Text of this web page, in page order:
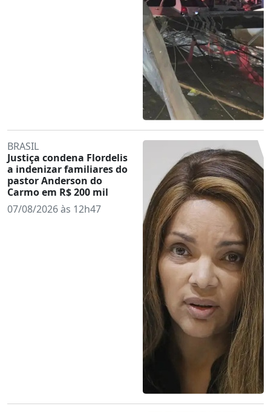
BRASIL
Justiça condena Flordelis
a indenizar familiares do
pastor Anderson do
Carmo em R$ 200 mil
07/08/2026 às 12h47